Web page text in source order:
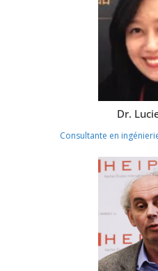
Dr.
Consultante en